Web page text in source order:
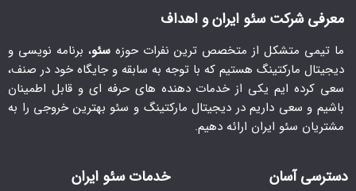
معرفی شرکت سئو ایران و اهداف
ما تیمی متشکل از متخصص ترین نفرات حوزه سئو، برنامه نویسی و
دیجیتال مارکتینگ هستیم که با توجه به سابقه و جایگاه خود در صنف،
سعی کرده ایم یکی از خدمات دهنده های حرفه ای و قابل اطمینان
باشیم و سعی داریم در دیجیتال مارکتینگ و سئو بهترین خروجی را به
مشتریان سئو ایران ارائه دهیم.
دسترسی آسان خدمات سئو ایران